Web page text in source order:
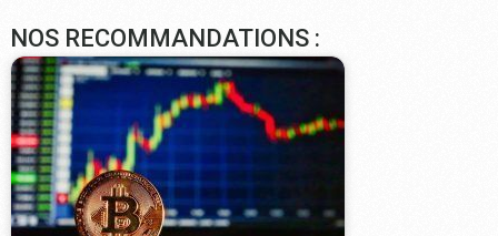
NOS RECOMMANDATIONS :